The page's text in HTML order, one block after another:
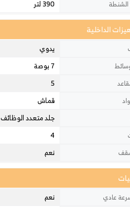
390 لتر
الداخلية
يدوي
7 بوصة
5
قماش
جلد متعدد الوظائف
4
نعم
عادي نعم